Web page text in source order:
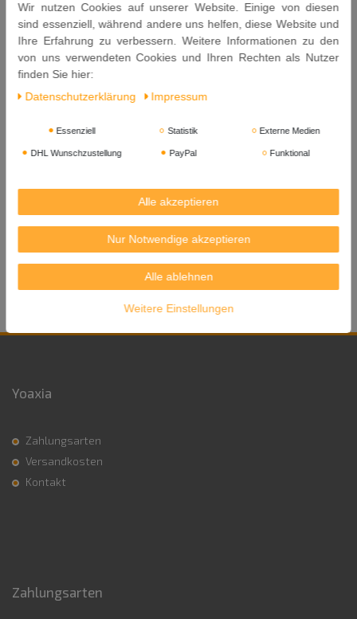
Weitere Details
EU-Verantwortlicher
Ø 4.5cm Teezange
ROSTFREIER STAHL
Tea Infuser Tong
Klassische Teezange aus rostfreiem Stahl.
Maße ca.: Ø 4.5cm / Länge 15.5cm
Versandgewicht: 50g
Yoaxia
Zahlungsarten
Versandkosten
Kontakt
Zahlungsarten
Wir nutzen Cookies auf unserer Website. Einige von diesen
sind essenziell, während andere uns helfen, diese Website und
Ihre Erfahrung zu verbessern. Weitere Informationen zu den
von uns verwendeten Cookies und Ihren Rechten als Nutzer
finden Sie hier:
Daten­schutz­erklärung
Impressum
Essenziell Statistik Externe Medien
DHL Wunschzustellung PayPal Funktional
Alle akzeptieren
Nur Notwendige akzeptieren
Alle ablehnen
Weitere Einstellungen